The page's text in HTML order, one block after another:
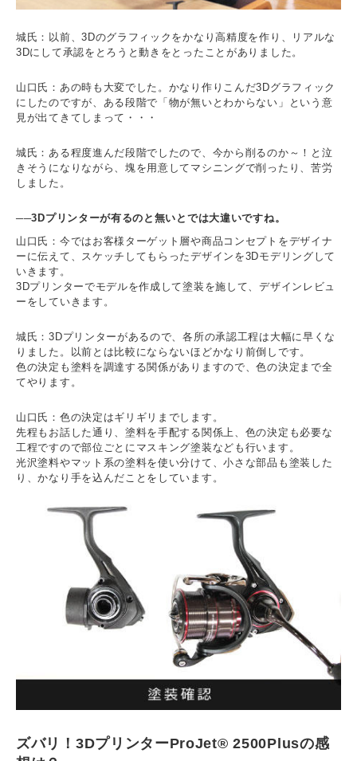
城氏：以前、3Dのグラフィックをかなり高精度を作り、リアルな
3Dにして承認をとろうと動きをとったことがありました。
山口氏：あの時も大変でした。かなり作りこんだ3Dグラフィック
にしたのですが、ある段階で「物が無いとわからない」という意
見が出てきてしまって・・・
城氏：ある程度進んだ段階でしたので、今から削るのか～！と泣
きそうになりながら、塊を用意してマシニングで削ったり、苦労
しました。
──3Dプリンターが有るのと無いとでは大違いですね。
山口氏：今ではお客様ターゲット層や商品コンセプトをデザイナ
ーに伝えて、スケッチしてもらったデザインを3Dモデリングして
いきます。
3Dプリンターでモデルを作成して塗装を施して、デザインレビュ
ーをしていきます。
城氏：3Dプリンターがあるので、各所の承認工程は大幅に早くな
りました。以前とは比較にならないほどかなり前倒しです。
色の決定も塗料を調達する関係がありますので、色の決定まで全
てやります。
山口氏：色の決定はギリギリまでします。
先程もお話した通り、塗料を手配する関係上、色の決定も必要な
工程ですので部位ごとにマスキング塗装なども行います。
光沢塗料やマット系の塗料を使い分けて、小さな部品も塗装した
り、かなり手を込んだことをしています。
ズバリ！3DプリンターProJet® 2500Plusの感